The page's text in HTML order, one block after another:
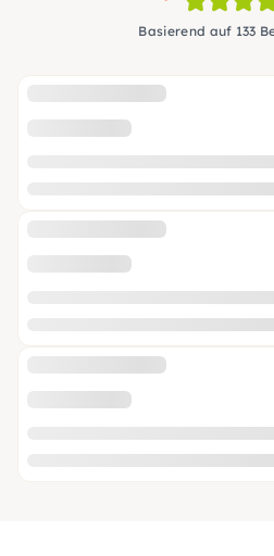
Basierend auf 133